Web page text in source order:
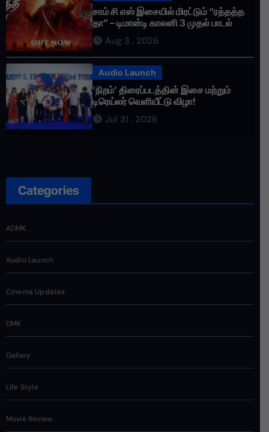
சாம் சி எஸ் இசையில் மிரட்டும் “ரத்தத்த
தா” – டிமான்டி காலனி 3 முதல் பாடல்
ரசிகர்களை கவர்ந்து வருகிறது!
Aug 3 , 2026
Audio Launch
‘நிறம்’ திரைப்படத்தின் இசை மற்றும்
டிரெய்லர் வெளியீட்டு விழா!
Jul 31 , 2026
Categories
ADMK
Audio Launch
Cinema Updates
DMK
Gallery
Life Style
Movie Review